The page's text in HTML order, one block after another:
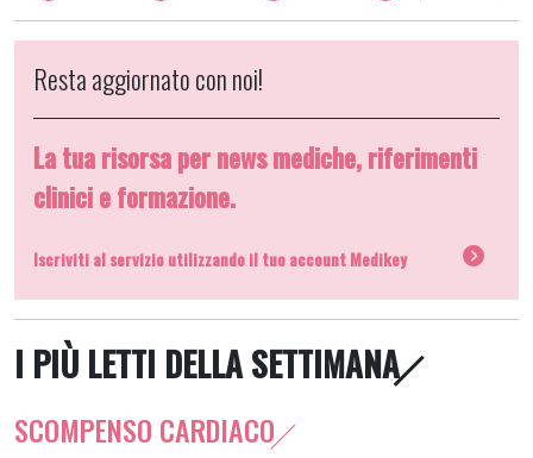
Resta aggiornato con noi!
La tua risorsa per news mediche, riferimenti
clinici e formazione.
Iscriviti al servizio utilizzando il tuo account Medikey
I PIÙ LETTI DELLA SETTIMANA
SCOMPENSO CARDIACO